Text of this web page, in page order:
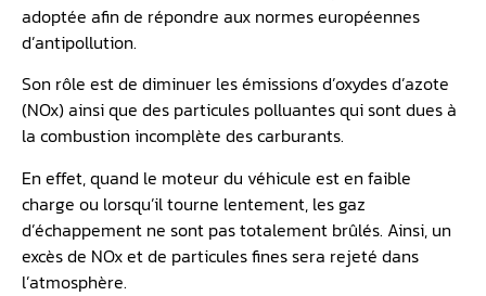
adoptée afin de répondre aux normes européennes
d’antipollution.
Son rôle est de diminuer les émissions d’oxydes d’azote
(NOx) ainsi que des particules polluantes qui sont dues à
la combustion incomplète des carburants.
En effet, quand le moteur du véhicule est en faible
charge ou lorsqu’il tourne lentement, les gaz
d’échappement ne sont pas totalement brûlés. Ainsi, un
excès de NOx et de particules fines sera rejeté dans
l’atmosphère.